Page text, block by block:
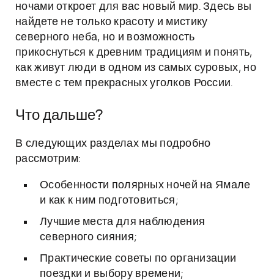
ночами откроет для вас новый мир. Здесь вы
найдете не только красоту и мистику
северного неба, но и возможность
прикоснуться к древним традициям и понять,
как живут люди в одном из самых суровых, но
вместе с тем прекрасных уголков России.
Что дальше?
В следующих разделах мы подробно
рассмотрим:
Особенности полярных ночей на Ямале
и как к ним подготовиться;
Лучшие места для наблюдения
северного сияния;
Практические советы по организации
поездки и выбору времени;